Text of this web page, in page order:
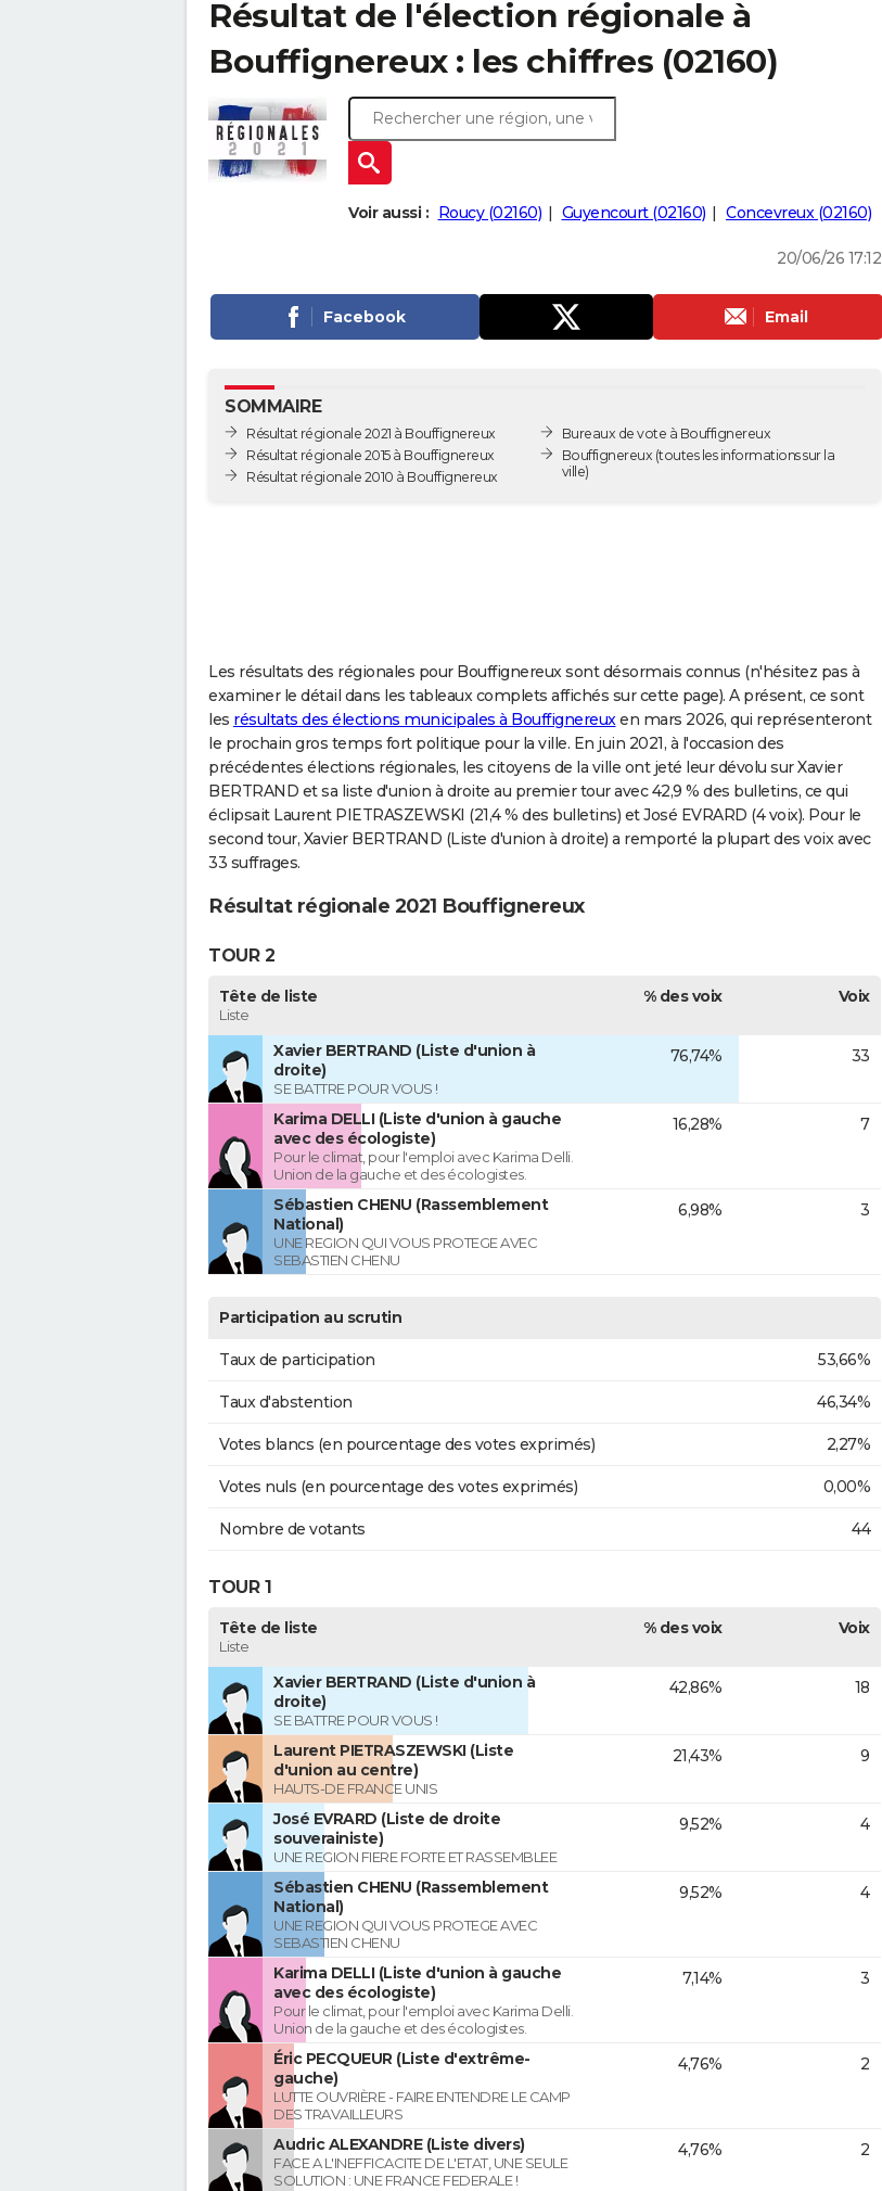
Résultat de l'élection régionale à
Bouffignereux : les chiffres (02160)
Voir aussi : Roucy (02160) Guyencourt (02160) Concevreux (02160)
20/06/26 17:12
Facebook Email
SOMMAIRE
Résultat régionale 2021 à Bouffignereux
Résultat régionale 2015 à Bouffignereux
Résultat régionale 2010 à Bouffignereux
Bureaux de vote à Bouffignereux
Bouffignereux (toutes les informations sur la
ville)
Les résultats des régionales pour Bouffignereux sont désormais connus (n'hésitez pas à
examiner le détail dans les tableaux complets affichés sur cette page). A présent, ce sont
les résultats des élections municipales à Bouffignereuxen mars 2026, qui représenteront
le prochain gros temps fort politique pour la ville. En juin 2021, à l'occasion des
précédentes élections régionales, les citoyens de la ville ont jeté leur dévolu sur Xavier
BERTRAND et sa liste d'union à droite au premier tour avec 42,9 % des bulletins, ce qui
éclipsait Laurent PIETRASZEWSKI (21,4 % des bulletins) et José EVRARD (4 voix). Pour le
second tour, Xavier BERTRAND (Liste d'union à droite) a remporté la plupart des voix avec
33 suffrages.
Résultat régionale 2021 Bouffignereux
TOUR 2
Tête de liste
Liste
% des voix Voix
Xavier BERTRAND (Liste d'union à
droite)
SE BATTRE POUR VOUS !
76,74% 33
Karima DELLI (Liste d'union à gauche
avec des écologiste)
Pour le climat, pour l'emploi avec Karima Delli.
Union de la gauche et des écologistes.
16,28% 7
Sébastien CHENU (Rassemblement
National)
UNE REGION QUI VOUS PROTEGE AVEC
SEBASTIEN CHENU
6,98% 3
Participation au scrutin
Taux de participation 53,66%
Taux d'abstention 46,34%
Votes blancs (en pourcentage des votes exprimés) 2,27%
Votes nuls (en pourcentage des votes exprimés) 0,00%
Nombre de votants 44
TOUR 1
Tête de liste
Liste
% des voix Voix
Xavier BERTRAND (Liste d'union à
droite)
SE BATTRE POUR VOUS !
42,86% 18
Laurent PIETRASZEWSKI (Liste
d'union au centre)
HAUTS-DE FRANCE UNIS
21,43% 9
José EVRARD (Liste de droite
souverainiste)
UNE REGION FIERE FORTE ET RASSEMBLEE
9,52% 4
Sébastien CHENU (Rassemblement
National)
UNE REGION QUI VOUS PROTEGE AVEC
SEBASTIEN CHENU
9,52% 4
Karima DELLI (Liste d'union à gauche
avec des écologiste)
Pour le climat, pour l'emploi avec Karima Delli.
Union de la gauche et des écologistes.
7,14% 3
Éric PECQUEUR (Liste d'extrême-
gauche)
LUTTE OUVRIÈRE - FAIRE ENTENDRE LE CAMP
DES TRAVAILLEURS
4,76% 2
Audric ALEXANDRE (Liste divers)
FACE A L'INEFFICACITE DE L'ETAT, UNE SEULE
SOLUTION : UNE FRANCE FEDERALE !
4,76% 2